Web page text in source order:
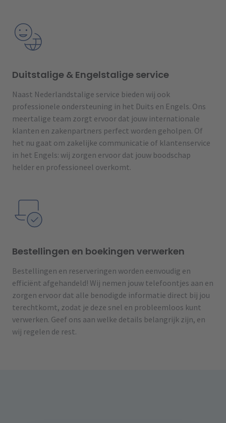
Duitstalige & Engelstalige service
Naast Nederlandstalige service bieden wij ook
professionele ondersteuning in het Duits en Engels. Ons
meertalige team zorgt ervoor dat jouw internationale
klanten en zakenpartners perfect worden geholpen. Of
het nu gaat om zakelijke communicatie of klantenservice
in het Engels: wij zorgen ervoor dat jouw boodschap
helder en professioneel overkomt.
Bestellingen en boekingen verwerken
Bestellingen en reserveringen worden eenvoudig en
efficiënt afgehandeld! Wij nemen jouw telefoontjes aan en
zorgen ervoor dat alle benodigde informatie direct bij jou
terechtkomt, zodat je deze snel en probleemloos kunt
verwerken. Geef ons aan welke details belangrijk zijn, en
wij regelen de rest.